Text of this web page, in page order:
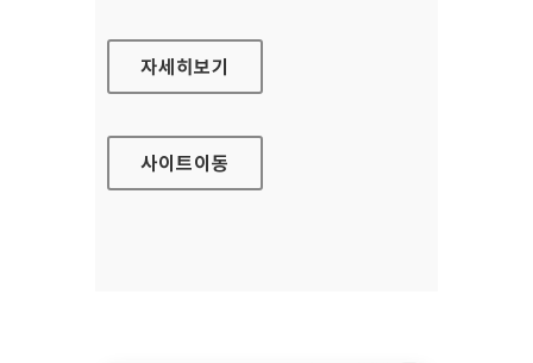
한진물류 홈페이지
자세히보기
사이트이동